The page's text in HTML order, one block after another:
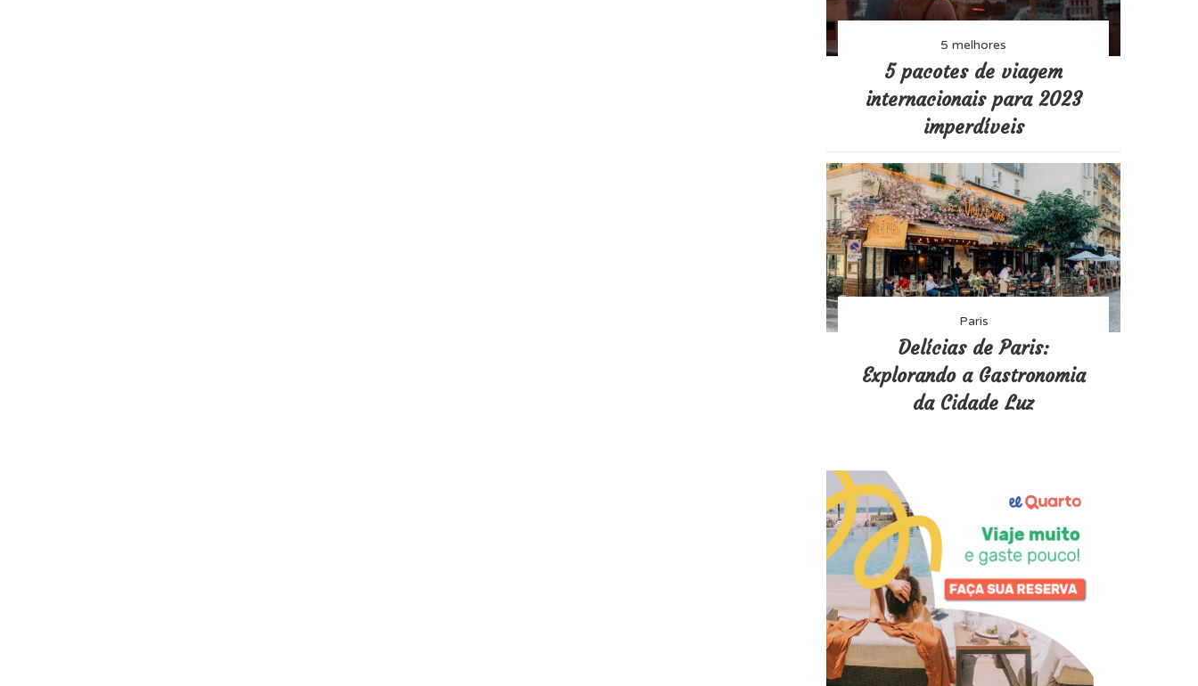
5 melhores
5 pacotes de viagem
internacionais para 2023
imperdíveis
Paris
Delícias de Paris:
Explorando a Gastronomia
da Cidade Luz